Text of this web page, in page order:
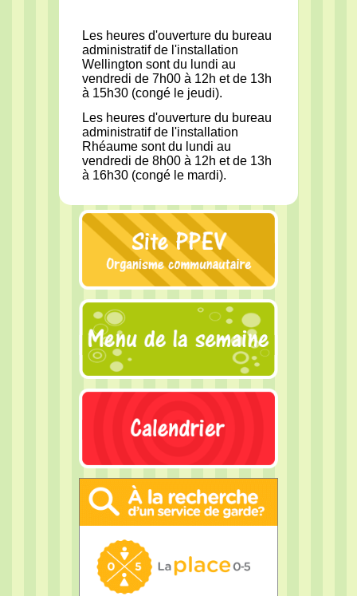
Les heures d'ouverture du bureau
administratif de l'installation
Wellington sont du lundi au
vendredi de 7h00 à 12h et de 13h
à 15h30 (congé le jeudi).
Les heures d'ouverture du bureau
administratif de l'installation
Rhéaume sont du lundi au
vendredi de 8h00 à 12h et de 13h
à 16h30 (congé le mardi).